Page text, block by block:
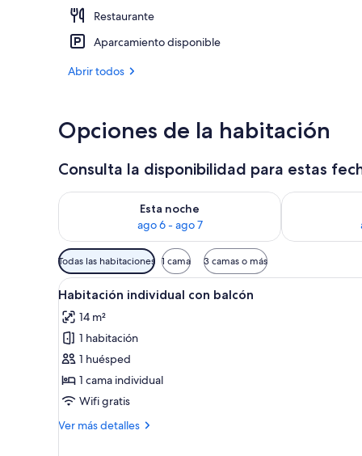
Restaurante
Aparcamiento disponible
Abrir todos
Opciones de la habitación
Consulta la disponibilidad para estas
Esta noche
ago 6 - ago 7
Consulta la disponibilidad para esta noche, ago 6 -
Consulta la
Filtros
disponibles
para
las
habitaciones
Todas las habitaciones 1 cama 3 camas o más
Abrir
todas
las
fotos
de
Habitación
individual
balcón
Caja fuerte, escritorio,
6
Habitación individual con balcón
14 m²
1 habitación
1 huésped
1 cama individual
Wifi gratis
Ver más detalles
Más